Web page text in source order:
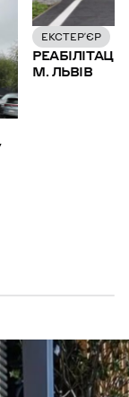
ЕКСТЕР’ЄР
М. ЛЬВІВ